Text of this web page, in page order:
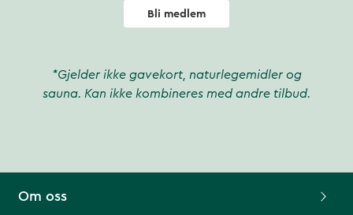
Bli medlem
*Gjelder ikke gavekort, naturlegemidler og
sauna. Kan ikke kombineres med andre tilbud.
Om oss